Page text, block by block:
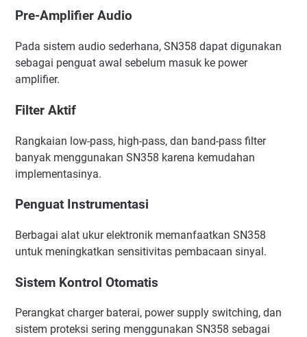
Pre-Amplifier Audio
Pada sistem audio sederhana, SN358 dapat digunakan
sebagai penguat awal sebelum masuk ke power
amplifier.
Filter Aktif
Rangkaian low-pass, high-pass, dan band-pass filter
banyak menggunakan SN358 karena kemudahan
implementasinya.
Penguat Instrumentasi
Berbagai alat ukur elektronik memanfaatkan SN358
untuk meningkatkan sensitivitas pembacaan sinyal.
Sistem Kontrol Otomatis
Perangkat charger baterai, power supply switching, dan
sistem proteksi sering menggunakan SN358 sebagai